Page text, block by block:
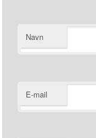
Navn
E-mail